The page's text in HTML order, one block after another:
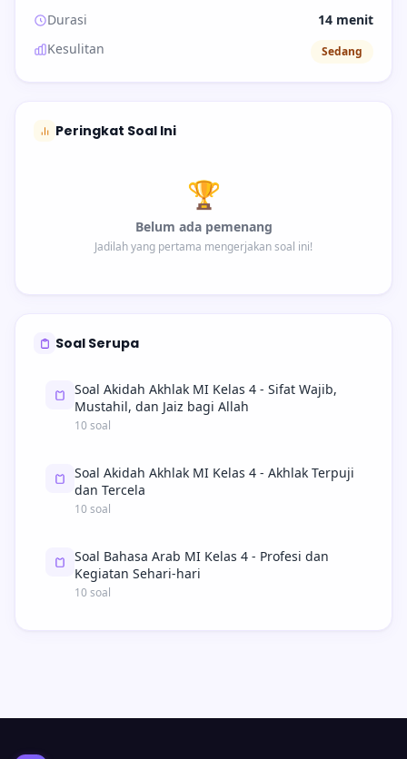
Durasi
14 menit
Kesulitan
Sedang
Peringkat Soal Ini
🏆
Belum ada pemenang
Jadilah yang pertama mengerjakan soal ini!
Soal Serupa
Soal Akidah Akhlak MI Kelas 4 - Sifat Wajib,
Mustahil, dan Jaiz bagi Allah
10 soal
Soal Akidah Akhlak MI Kelas 4 - Akhlak Terpuji
dan Tercela
10 soal
Soal Bahasa Arab MI Kelas 4 - Profesi dan
Kegiatan Sehari-hari
10 soal